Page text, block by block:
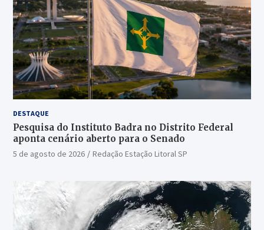
DESTAQUE
Pesquisa do Instituto Badra no Distrito Federal
aponta cenário aberto para o Senado
5 de agosto de 2026 Redação Estação Litoral SP